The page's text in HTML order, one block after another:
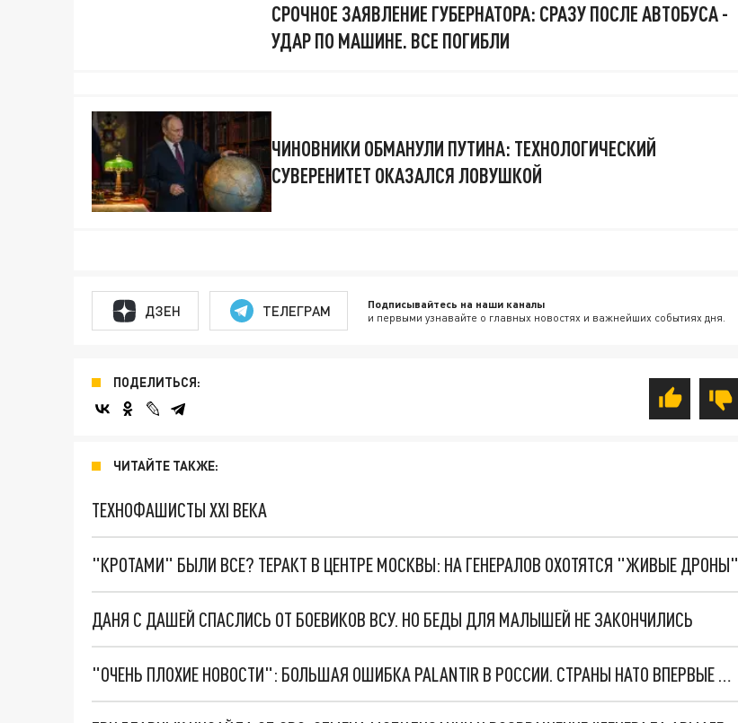
СРОЧНОЕ ЗАЯВЛЕНИЕ ГУБЕРНАТОРА: СРАЗУ ПОСЛЕ АВТОБУСА -
УДАР ПО МАШИНЕ. ВСЕ ПОГИБЛИ
ЧИНОВНИКИ ОБМАНУЛИ ПУТИНА: ТЕХНОЛОГИЧЕСКИЙ
СУВЕРЕНИТЕТ ОКАЗАЛСЯ ЛОВУШКОЙ
ДЗЕН ТЕЛЕГРАМ Подписывайтесь на наши каналы
и первыми узнавайте о главных новостях и важнейших событиях дня.
ПОДЕЛИТЬСЯ:
ЧИТАЙТЕ ТАКЖЕ:
ТЕХНОФАШИСТЫ XXI ВЕКА
"КРОТАМИ" БЫЛИ ВСЕ? ТЕРАКТ В ЦЕНТРЕ МОСКВЫ: НА ГЕНЕРАЛОВ ОХОТЯТСЯ "ЖИВЫЕ ДРОНЫ"
ДАНЯ С ДАШЕЙ СПАСЛИСЬ ОТ БОЕВИКОВ ВСУ. НО БЕДЫ ДЛЯ МАЛЫШЕЙ НЕ ЗАКОНЧИЛИСЬ
"ОЧЕНЬ ПЛОХИЕ НОВОСТИ": БОЛЬШАЯ ОШИБКА PALANTIR В РОССИИ. СТРАНЫ НАТО ВПЕРВЫЕ ЗА СВО ОСТАНОВИЛИ ПОСТАВКИ ОРУЖИЯ. ВСУ ТЕРЯЮТ ПРИГРАНИЧЬЕ?